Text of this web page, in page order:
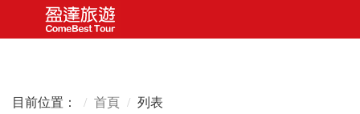
目前位置： 首頁 列表